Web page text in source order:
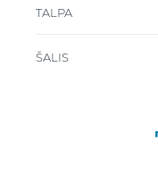
TALPA
ŠALIS